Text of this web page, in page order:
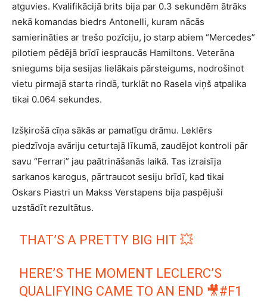
atguvies. Kvalifikācijā brits bija par 0.3 sekundēm ātrāks
nekā komandas biedrs Antonelli, kuram nācās
samierināties ar trešo pozīciju, jo starp abiem “Mercedes”
pilotiem pēdējā brīdī iespraucās Hamiltons. Veterāna
sniegums bija sesijas lielākais pārsteigums, nodrošinot
vietu pirmajā starta rindā, turklāt no Rasela viņš atpalika
tikai 0.064 sekundes.
Izšķirošā cīņa sākās ar pamatīgu drāmu. Leklērs
piedzīvoja avāriju ceturtajā līkumā, zaudējot kontroli pār
savu “Ferrari” jau paātrināšanās laikā. Tas izraisīja
sarkanos karogus, pārtraucot sesiju brīdī, kad tikai
Oskars Piastri un Makss Verstapens bija paspējuši
uzstādīt rezultātus.
THAT’S A PRETTY BIG HIT 💥
HERE’S THE MOMENT LECLERC’S
QUALIFYING CAME TO AN END 🎥#F1